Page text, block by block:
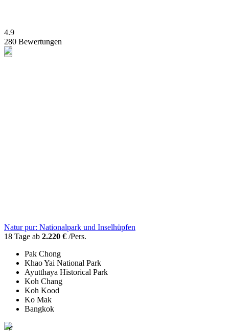
4.9
280 Bewertungen
Natur pur: Nationalpark und Inselhüpfen
18 Tage ab 2.220 € /Pers.
Pak Chong
Khao Yai National Park
Ayutthaya Historical Park
Koh Chang
Koh Kood
Ko Mak
Bangkok